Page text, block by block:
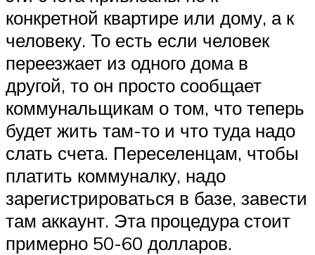
конкретной квартире или дому, а к
человеку. То есть если человек
переезжает из одного дома в
другой, то он просто сообщает
коммунальщикам о том, что теперь
будет жить там-то и что туда надо
слать счета. Переселенцам, чтобы
платить коммуналку, надо
зарегистрироваться в базе, завести
там аккаунт. Эта процедура стоит
примерно 50-60 долларов.